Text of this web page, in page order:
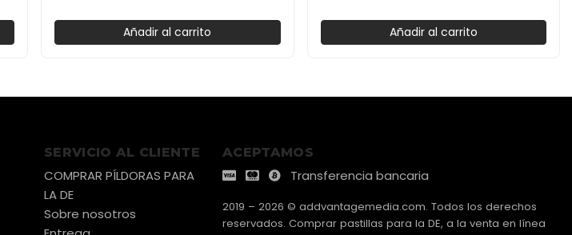
Añadir al carrito Añadir al carrito
SERVICIO AL CLIENTE
COMPRAR PÍLDORAS PARA
LA DE
Sobre nosotros
ACEPTAMOS
Transferencia bancaria
2019 – 2026 © addvantagemedia.com. Todos los derechos
reservados. Comprar pastillas para la DE, a la venta en línea